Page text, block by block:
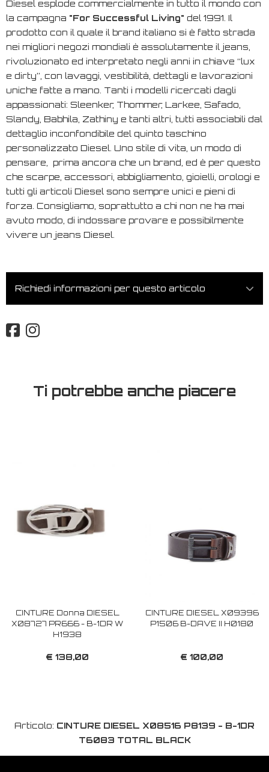
Diesel esplode commercialmente in tutto il mondo con
la campagna "For Successful Living" del 1991. Il
prodotto con il quale il brand italiano si è fatto strada
nei migliori negozi mondiali è assolutamente il jeans,
rivoluzionato ed interpretato negli anni in chiave “lux
e dirty”, con lavaggi, vestibilità, dettagli e lavorazioni
uniche fatte a mano. Tanti i modelli ricercati dagli
appassionati: Sleenker, Thommer, Larkee, Safado,
Slandy, Babhila, Zathiny e tanti altri, tutti associabili dal
dettaglio inconfondibile del quinto taschino
personalizzato Diesel. Uno stile di vita, un modo di
pensare, prima ancora che un brand, ed è per questo
che scarpe, accessori, abbigliamento, gioielli, orologi e
tutti gli articoli Diesel sono sempre unici e pieni di
forza. Consigliamo, soprattutto a chi non ne ha mai
avuto modo, di indossare provare e possibilmente
vivere un jeans Diesel.
Richiedi informazioni per questo articolo
Ti potrebbe anche piacere
CINTURE Donna DIESEL
X08727 PR666 - B-1DR W
H1938
€ 138,00
CINTURE DIESEL X09396
P1506 B-DAVE II H0180
€ 100,00
Articolo: CINTURE DIESEL X08516 P8139 - B-1DR
T6083 TOTAL BLACK